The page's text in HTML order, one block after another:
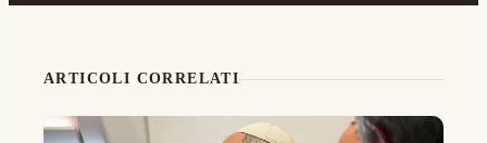
ARTICOLI CORRELATI